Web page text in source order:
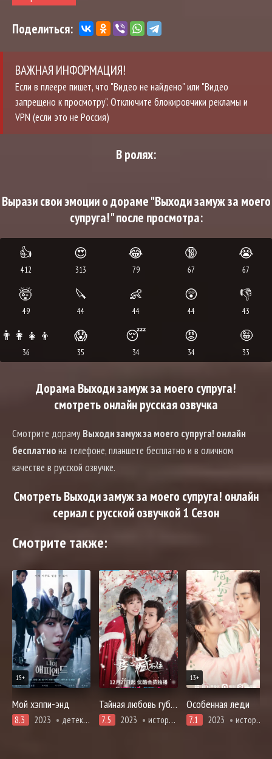
Поделиться:
ВАЖНАЯ ИНФОРМАЦИЯ!
Если в плеере пишет, что "Видео не найдено" или "Видео
запрещено к просмотру". Отключите блокировчики рекламы и
VPN (если это не Россия)
В ролях:
Вырази свои эмоции о дораме "Выходи замуж за моего
супруга!" после просмотра:
👍
412
😍
313
😂
79
🔞
67
😭
67
🤯
49
🔪
44
👶
44
😲
44
👎
43
👨‍👩‍👧‍👦
36
😱
35
😴
34
😡
34
🤪
33
Дорама Выходи замуж за моего супруга!
смотреть онлайн русская озвучка
Смотрите дорамуВыходи замуж за моего супруга! онлайн
бесплатнона телефоне, планшете бесплатно и в оличном
качестве в русской озвучке.
Смотреть Выходи замуж за моего супруга! онлайн
сериал с русской озвучкой 1 Сезон
Смотрите также:
15+
Мой хэппи-энд
8.3 2023 детектив, драма, мистика, психология, триллер
Тайная любовь губернатора
7.5 2023 история, романтика
13+
Особенная леди
7.1 2023 история, комедия, адаптация новел, романтика